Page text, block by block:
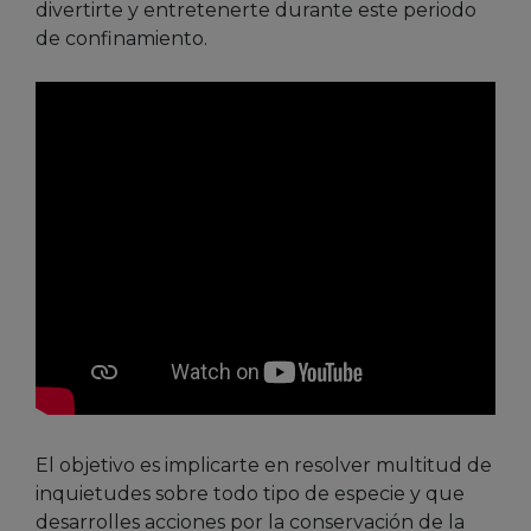
divertirte y entretenerte durante este periodo
de confinamiento.
El objetivo es implicarte en resolver multitud de
inquietudes sobre todo tipo de especie y que
desarrolles acciones por la conservación de la